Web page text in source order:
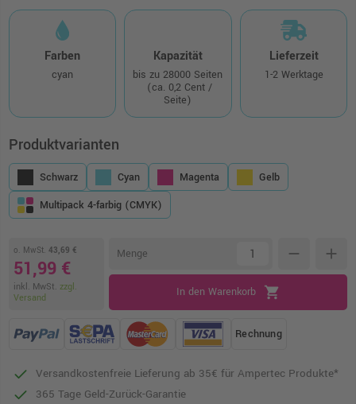
Farben
cyan
Kapazität
bis zu 28000 Seiten
(ca. 0,2 Cent /
Seite)
Lieferzeit
1-2 Werktage
Produktvarianten
Schwarz Cyan Magenta
Gelb
Multipack 4-farbig (CMYK)
o. MwSt. 43,69 €
51,99 €
inkl. MwSt. zzgl.
Versand
Menge remove add
In den Warenkorb shopping_cart
Rechnung
Versandkostenfreie Lieferung ab 35€ für Ampertec Produkte*
365 Tage Geld-Zurück-Garantie